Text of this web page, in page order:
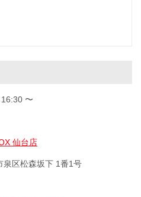
〜
仙台店
泉区松森坂下 1番1号